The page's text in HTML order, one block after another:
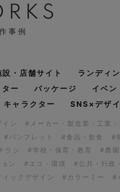
事例
設・店舗サイト
ランディ
ー パッケージ
イベ
キャラクター SNS×デザ
ン
#メーカー・製造業・工業
#パンフレット #食品・飲食
#
ラシ #学校・保育・教育
#農
ン #エコ・環境
#公共・行政
ィックデザイン #カラーミー #